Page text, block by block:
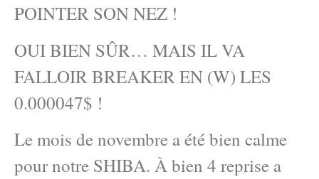
POINTER SON NEZ !
OUI BIEN SÛR… MAIS IL VA
FALLOIR BREAKER EN (W) LES
0.000047$ !
Le mois de novembre a été bien calme
pour notre SHIBA. À bien 4 reprise a